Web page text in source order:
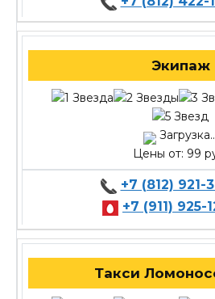
Экипаж
Цены от: 99
+7 (812) 921-
+7 (911) 925-
Такси